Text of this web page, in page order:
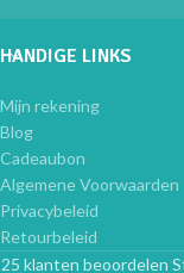
HANDIGE LINKS
Mijn rekening
Blog
Cadeaubon
Algemene Voorwaarden
Privacybeleid
Retourbeleid
25 klanten beoordelen